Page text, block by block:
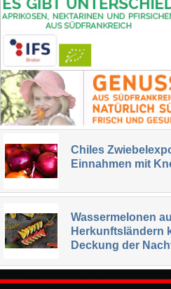
Chiles
Einnahmen mit
Wassermelonen
Herkunftsländern
Deckung der